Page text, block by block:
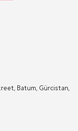
Batum, Gürcistan,